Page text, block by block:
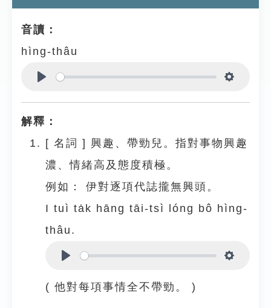
音讀：
hìng-thâu
解釋：
[ 名詞 ] 興趣、帶勁兒。指對事物興趣
濃、情緒高及態度積極。
例如：
伊對逐項代誌攏無興頭。
I tuì ta̍k hāng tāi-tsì lóng bô hìng-
thâu.
( 他對每項事情全不帶勁。 )